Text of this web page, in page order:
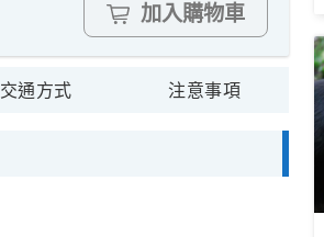
加入購物車
交通方式 注意事項